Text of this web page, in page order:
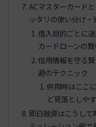
ACマスターカード
ッタリの使い分け
借入目的ごとに
カードローンの
信用情報を守る
避のテクニック
併用時はここ
ど見落としや
即日融資はこうし